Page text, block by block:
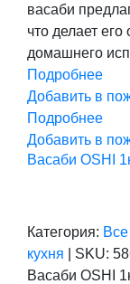
васаби
что делает
домашнего
Подробнее
Добавить в
Подробнее
Добавить в
Васаби OSHI
Категория:
кухня
SKU:
Васаби OSHI